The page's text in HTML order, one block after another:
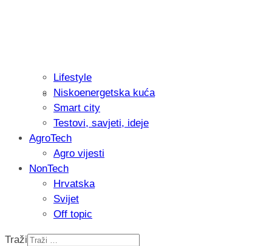
Isprobali smo: Thermostar
Lifestyle
Niskoenergetska kuća
Smart city
Testovi, savjeti, ideje
AgroTech
Agro vijesti
NonTech
Hrvatska
Svijet
Off topic
Traži